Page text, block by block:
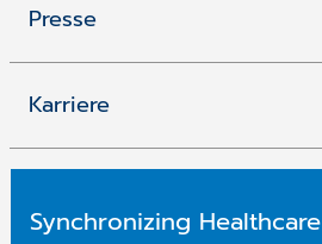
Presse
Karriere
Synchronizing Healthcare